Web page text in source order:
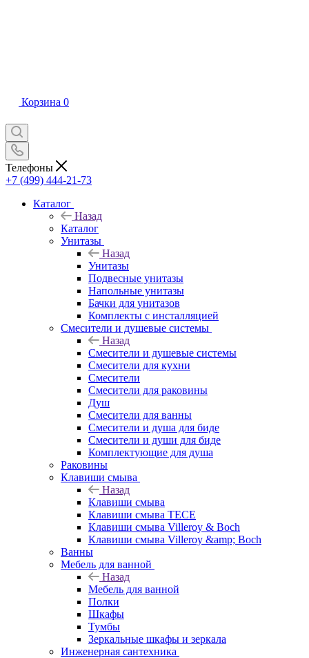
Корзина 0
Телефоны
+7 (499) 444-21-73
Каталог
Назад
Каталог
Унитазы
Назад
Унитазы
Подвесные унитазы
Напольные унитазы
Бачки для унитазов
Комплекты с инсталляцией
Смесители и душевые системы
Назад
Смесители и душевые системы
Смесители для кухни
Смесители
Смесители для раковины
Душ
Смесители для ванны
Смесители и душа для биде
Смесители и души для биде
Комплектующие для душа
Раковины
Клавиши смыва
Назад
Клавиши смыва
Клавиши смыва TECE
Клавиши смыва Villeroy & Boch
Клавиши смыва Villeroy &amp; Boch
Ванны
Мебель для ванной
Назад
Мебель для ванной
Полки
Шкафы
Тумбы
Зеркальные шкафы и зеркала
Инженерная сантехника